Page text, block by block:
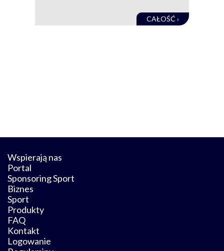
CAŁOŚĆ ›
Wspierają nas
Portal
Sponsoring Sport
Biznes
Sport
Produkty
FAQ
Kontakt
Logowanie